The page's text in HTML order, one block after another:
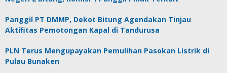
Panggil PT DMMP, Dekot Bitung Agendakan Tinjau
Aktifitas Pemotongan Kapal di Tandurusa
PLN Terus Mengupayakan Pemulihan Pasokan Listrik di
Pulau Bunaken